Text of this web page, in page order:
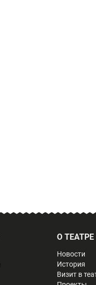
О ТЕАТРЕ
Новости
История
Визит в